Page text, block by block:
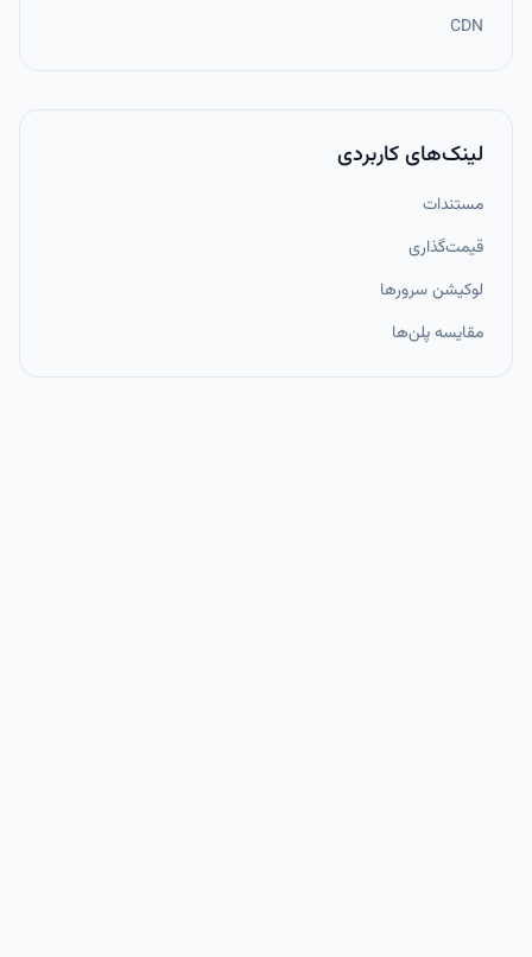
CDN
لینک‌های کاربردی
مستندات
قیمت‌گذاری
لوکیشن سرورها
مقایسه پلن‌ها